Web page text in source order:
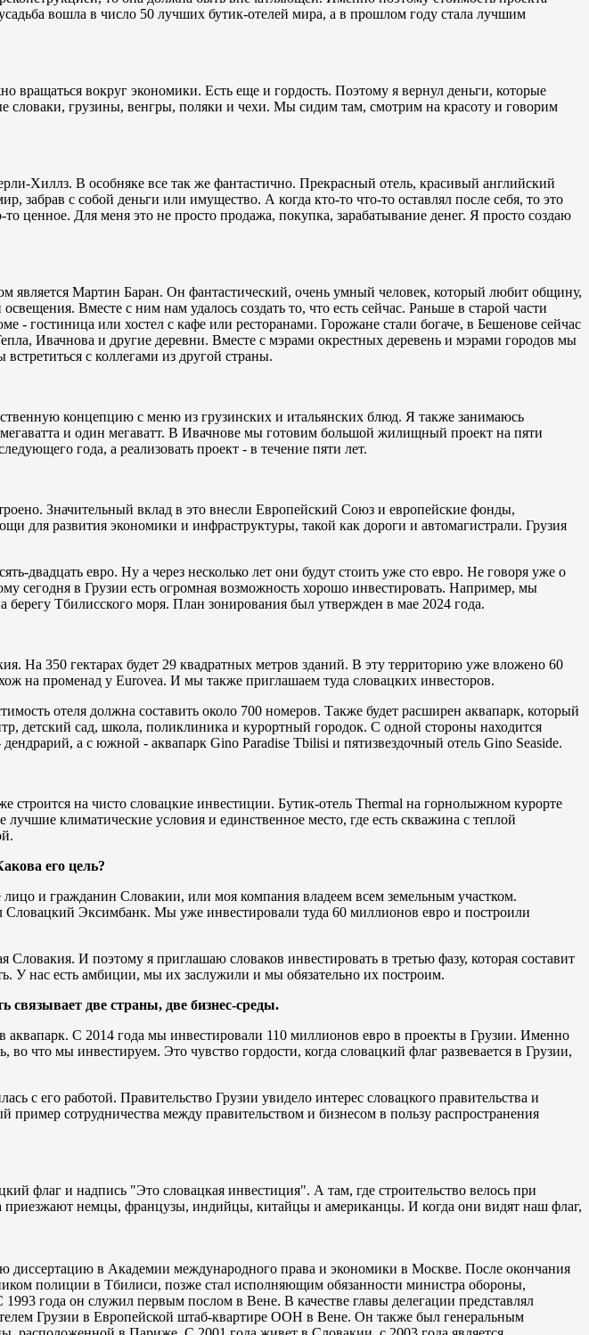
вошла в число 50 лучших бутик-отелей мира, а в прошлом году стала лучшим
вращаться вокруг экономики. Есть еще и гордость. Поэтому я вернул деньги, которые
словаки, грузины, венгры, поляки и чехи. Мы сидим там, смотрим на красоту и говорим
Хиллз. В особняке все так же фантастично. Прекрасный отель, красивый английский
забрав с собой деньги или имущество. А когда кто-то что-то оставлял после себя, то это
ценное. Для меня это не просто продажа, покупка, зарабатывание денег. Я просто создаю
является Мартин Баран. Он фантастический, очень умный человек, который любит общину,
Вместе с ним нам удалось создать то, что есть сейчас. Раньше в старой части
гостиница или хостел с кафе или ресторанами. Горожане стали богаче, в Бешенове сейчас
Ивачнова и другие деревни. Вместе с мэрами окрестных деревень и мэрами городов мы
с коллегами из другой страны.
концепцию с меню из грузинских и итальянских блюд. Я также занимаюсь
и один мегаватт. В Ивачнове мы готовим большой жилищный проект на пяти
года, а реализовать проект - в течение пяти лет.
Значительный вклад в это внесли Европейский Союз и европейские фонды,
для развития экономики и инфраструктуры, такой как дороги и автомагистрали. Грузия
двадцать евро. Ну а через несколько лет они будут стоить уже сто евро. Не говоря уже о
сегодня в Грузии есть огромная возможность хорошо инвестировать. Например, мы
Тбилисского моря. План зонирования был утвержден в мае 2024 года.
На 350 гектарах будет 29 квадратных метров зданий. В эту территорию уже вложено 60
на променад у Eurovea. И мы также приглашаем туда словацких инвесторов.
отеля должна составить около 700 номеров. Также будет расширен аквапарк, который
детский сад, школа, поликлиника и курортный городок. С одной стороны находится
а с южной - аквапарк Gino Paradise Tbilisi и пятизвездочный отель Gino Seaside.
на чисто словацкие инвестиции. Бутик-отель Thermal на горнолыжном курорте
климатические условия и единственное место, где есть скважина с теплой
его цель?
и гражданин Словакии, или моя компания владеем всем земельным участком.
Эксимбанк. Мы уже инвестировали туда 60 миллионов евро и построили
И поэтому я приглашаю словаков инвестировать в третью фазу, которая составит
У нас есть амбиции, мы их заслужили и мы обязательно их построим.
связывает две страны, две бизнес-среды.
С 2014 года мы инвестировали 110 миллионов евро в проекты в Грузии. Именно
что мы инвестируем. Это чувство гордости, когда словацкий флаг развевается в Грузии,
с его работой. Правительство Грузии увидело интерес словацкого правительства и
сотрудничества между правительством и бизнесом в пользу распространения
флаг и надпись "Это словацкая инвестиция". А там, где строительство велось при
немцы, французы, индийцы, китайцы и американцы. И когда они видят наш флаг,
диссертацию в Академии международного права и экономики в Москве. После окончания
полиции в Тбилиси, позже стал исполняющим обязанности министра обороны,
года он служил первым послом в Вене. В качестве главы делегации представлял
Грузии в Европейской штаб-квартире ООН в Вене. Он также был генеральным